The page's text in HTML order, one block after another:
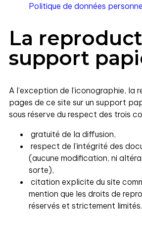
Politique de données
La
support
A l’exception de l’iconographie, la
pages de ce site sur un support
sous réserve du respect des trois
gratuité de la diffusion,
respect de l’intégrité des
(aucune modification, ni
sorte),
citation explicite du site
mention que les droits de
réservés et strictement limités.